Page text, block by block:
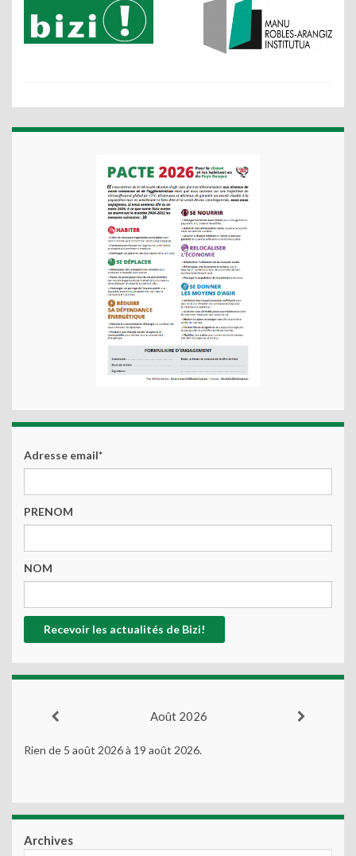
Adresse email*
PRENOM
NOM
Août 2026
Rien de 5 août 2026 à 19 août 2026.
Archives